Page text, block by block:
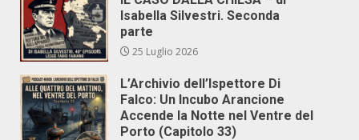
Isabella Silvestri. Seconda
parte
25 Luglio 2026
L’Archivio dell’Ispettore Di
Falco: Un Incubo Arancione
Accende la Notte nel Ventre del
Porto (Capitolo 33)